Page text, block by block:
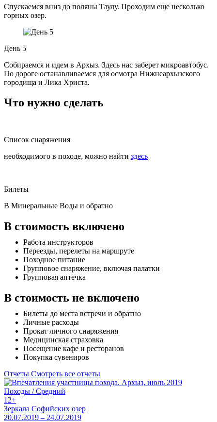
Спускаемся вниз до поляны Таулу. Проходим еще несколько
горных озер.
День 5
Собираемся и идем в Архыз. Здесь нас заберет микроавтобус.
По дороге останавливаемся для осмотра Нижнеархызского
городища и Лика Христа.
Что нужно сделать
Список снаряжения
необходимого в походе, можно найти здесь
Билеты
В Минеральные Воды и обратно
В стоимость включено
Работа инструкторов
Переезды, перелеты на маршруте
Походное питание
Групповое снаряжение, включая палатки
Групповая аптечка
В стоимость не включено
Билеты до места встречи и обратно
Личные расходы
Прокат личного снаряжения
Медицинская страховка
Посещение кафе и ресторанов
Покупка сувениров
Отчеты Смотреть все отчеты
Походы / Средний
12+
Зеркала Софийских озер
20.07.2019 – 24.07.2019